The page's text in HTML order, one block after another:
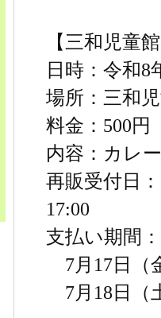
【三和児童
日時：令和8
場所：三和
料金：500円
内容：カレ
再販受付日
17:00
支払い期間：
7月17日（
7月18日（